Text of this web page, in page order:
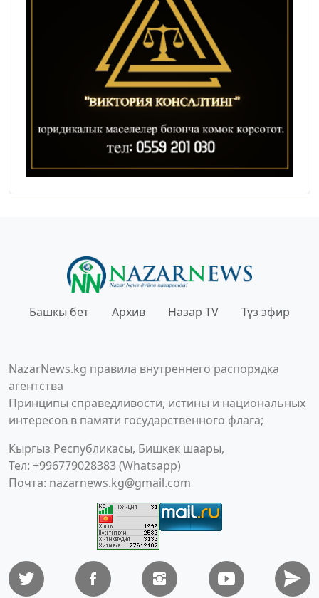
Башкы бет Архив Назар TV Түз эфир
NazarNews.kg правила внутреннего распорядка
агентства
Принципы справедливости, истины и национальных
интересов в памяти государственного флага;
Кыргыз Республикасы, Бишкек шаары,
Тел: +996779028383 (Whatsapp)
Почта: nazarnews.kg@gmail.com